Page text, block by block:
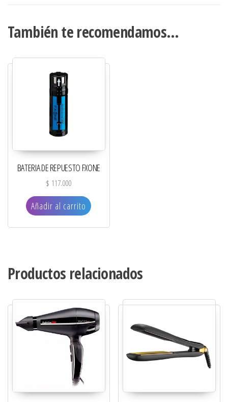
También te recomendamos…
BATERIA DE REPUESTO FXONE
$ 117.000
Añadir al carrito
Productos relacionados